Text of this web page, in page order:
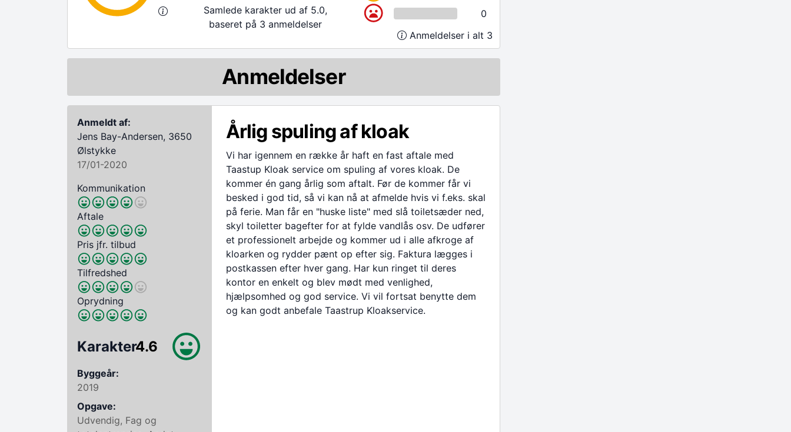
Samlede karakter ud af 5.0,
baseret på 3 anmeldelser
0
Anmeldelser i alt 3
Anmeldelser
Anmeldt af:
Jens Bay-Andersen, 3650
Ølstykke
17/01-2020
Kommunikation
Aftale
Pris jfr. tilbud
Tilfredshed
Oprydning
Karakter4.6
Byggeår:
2019
Opgave:
Udvendig, Fag og
Årlig spuling af kloak
Vi har igennem en række år haft en fast aftale med
Taastup Kloak service om spuling af vores kloak. De
kommer én gang årlig som aftalt. Før de kommer får vi
besked i god tid, så vi kan nå at afmelde hvis vi f.eks. skal
på ferie. Man får en "huske liste" med slå toiletsæder ned,
skyl toiletter bagefter for at fylde vandlås osv. De udfører
et professionelt arbejde og kommer ud i alle afkroge af
kloarken og rydder pænt op efter sig. Faktura lægges i
postkassen efter hver gang. Har kun ringet til deres
kontor en enkelt og blev mødt med venlighed,
hjælpsomhed og god service. Vi vil fortsat benytte dem
og kan godt anbefale Taastrup Kloakservice.